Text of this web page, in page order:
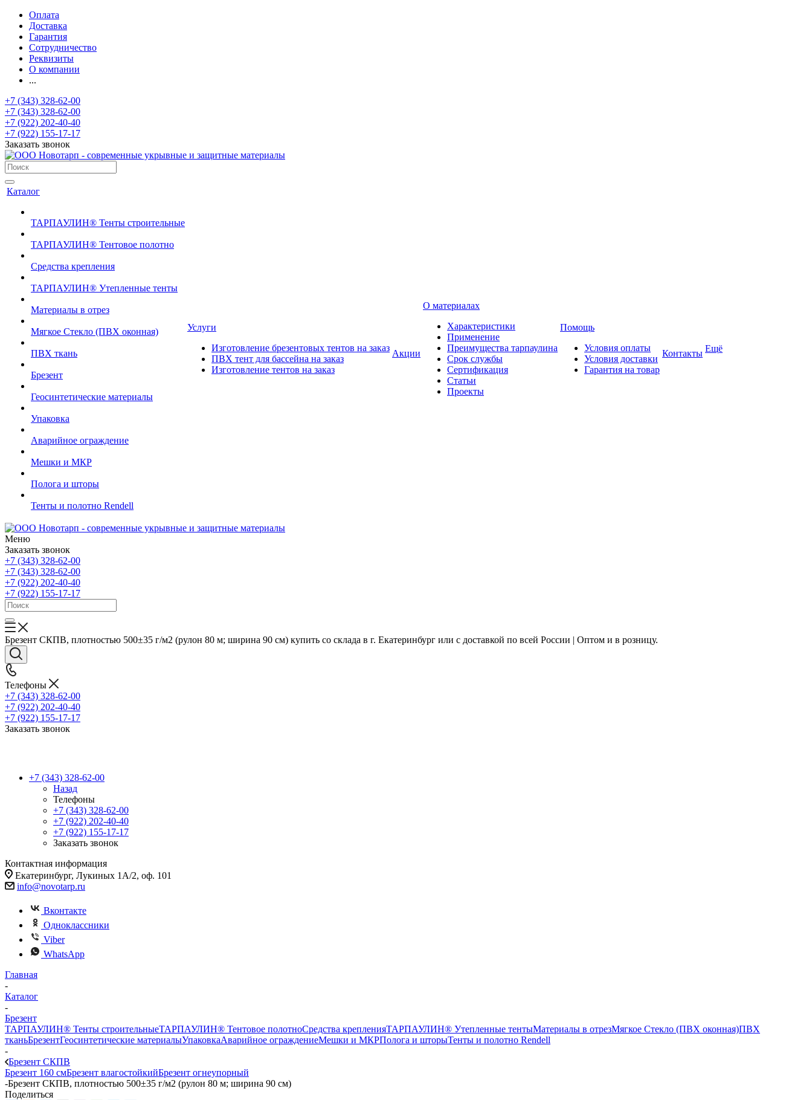
Оплата
Доставка
Гарантия
Сотрудничество
Реквизиты
О компании
...
+7 (343) 328-62-00
+7 (343) 328-62-00
+7 (922) 202-40-40
+7 (922) 155-17-17
Заказать звонок
Каталог
ТАРПАУЛИН® Тенты строительные
ТАРПАУЛИН® Тентовое полотно
Средства крепления
ТАРПАУЛИН® Утепленные тенты
Материалы в отрез
Мягкое Стекло (ПВХ оконная)
ПВХ ткань
Брезент
Геосинтетические материалы
Упаковка
Аварийное ограждение
Мешки и МКР
Полога и шторы
Тенты и полотно Rendell
Услуги
Изготовление брезентовых тентов на заказ
ПВХ тент для бассейна на заказ
Изготовление тентов на заказ
Акции
О материалах
Характеристики
Применение
Преимущества тарпаулина
Срок службы
Сертификация
Статьи
Проекты
Помощь
Условия оплаты
Условия доставки
Гарантия на товар
Контакты Ещё
Меню
Заказать звонок
+7 (343) 328-62-00
+7 (343) 328-62-00
+7 (922) 202-40-40
+7 (922) 155-17-17
Брезент СКПВ, плотностью 500±35 г/м2 (рулон 80 м; ширина 90 см) купить со склада в г. Екатеринбург или с доставкой по всей России | Оптом и в розницу.
Телефоны
+7 (343) 328-62-00
+7 (922) 202-40-40
+7 (922) 155-17-17
Заказать звонок
+7 (343) 328-62-00
Назад
Телефоны
+7 (343) 328-62-00
+7 (922) 202-40-40
+7 (922) 155-17-17
Заказать звонок
Контактная информация
Екатеринбург, Лукиных 1А/2, оф. 101
info@novotarp.ru
Вконтакте
Одноклассники
Viber
WhatsApp
Главная
-
Каталог
-
Брезент
ТАРПАУЛИН® Тенты строительныеТАРПАУЛИН® Тентовое полотноСредства крепленияТАРПАУЛИН® Утепленные тентыМатериалы в отрезМягкое Стекло (ПВХ оконная)ПВХ
тканьБрезентГеосинтетические материалыУпаковкаАварийное ограждениеМешки и МКРПолога и шторыТенты и полотно Rendell
-
Брезент СКПВ
Брезент 160 смБрезент влагостойкийБрезент огнеупорный
-Брезент СКПВ, плотностью 500±35 г/м2 (рулон 80 м; ширина 90 см)
Поделиться